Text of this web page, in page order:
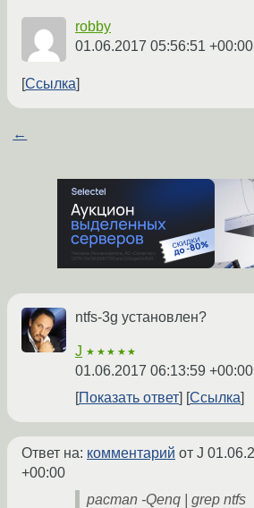
robby
01.06.2017 05:56:51 +00:00
Ссылка
←
ntfs-3g установлен?
J ★★★★★
01.06.2017 06:13:59 +00:00
Показать ответ
Ссылка
Ответ на: комментарий от J
+00:00
pacman -Qenq | grep ntfs